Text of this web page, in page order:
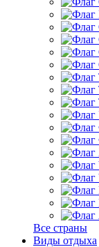
Все страны
Виды отдыха